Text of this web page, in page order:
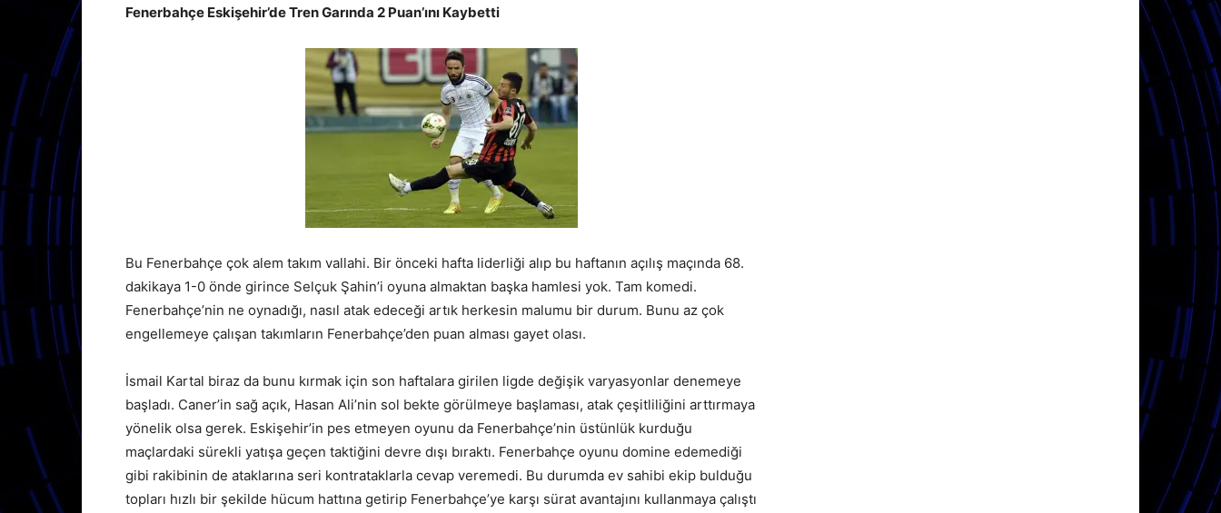
Fenerbahçe Eskişehir’de Tren Garında 2 Puan’ını Kaybetti
Bu Fenerbahçe çok alem takım vallahi. Bir önceki hafta liderliği alıp bu haftanın açılış maçında 68.
dakikaya 1-0 önde girince Selçuk Şahin’i oyuna almaktan başka hamlesi yok. Tam komedi.
Fenerbahçe’nin ne oynadığı, nasıl atak edeceği artık herkesin malumu bir durum. Bunu az çok
engellemeye çalışan takımların Fenerbahçe’den puan alması gayet olası.
İsmail Kartal biraz da bunu kırmak için son haftalara girilen ligde değişik varyasyonlar denemeye
başladı. Caner’in sağ açık, Hasan Ali’nin sol bekte görülmeye başlaması, atak çeşitliliğini arttırmaya
yönelik olsa gerek. Eskişehir’in pes etmeyen oyunu da Fenerbahçe’nin üstünlük kurduğu
maçlardaki sürekli yatışa geçen taktiğini devre dışı bıraktı. Fenerbahçe oyunu domine edemediği
gibi rakibinin de ataklarına seri kontrataklarla cevap veremedi. Bu durumda ev sahibi ekip bulduğu
topları hızlı bir şekilde hücum hattına getirip Fenerbahçe’ye karşı sürat avantajını kullanmaya çalıştı